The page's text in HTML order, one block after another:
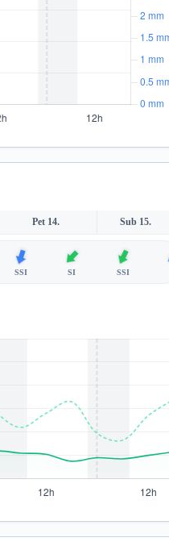
Pet 14. Sub 15.
SSI SI SSI